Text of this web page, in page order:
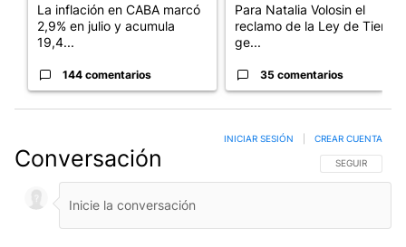
La inflación en CABA marcó
2,9% en julio y acumula
19,4...
144 comentarios
Para Natalia Volosin el
reclamo de la Ley de Tierras
ge...
35 comentarios
Conversación SIGA ESTA
SEGUIR
INICIAR SESIÓN CREAR CUENTA